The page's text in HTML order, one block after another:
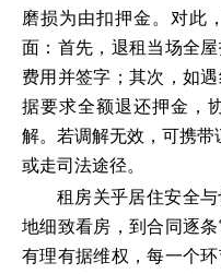
磨损为由扣押金。对此
面：首先，退租当场全
费用并签字；其次，如
据要求全额退还押金，
解。若调解无效，可携带
或走司法途径。
租房关乎居住安全
地细致看房，到合同逐
有理有据维权，每一个